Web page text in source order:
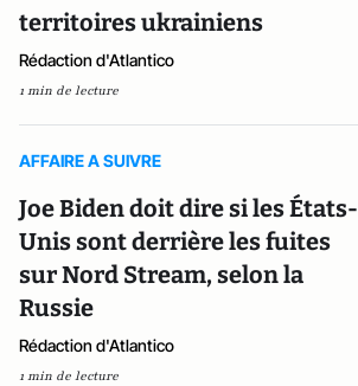
territoires ukrainiens
Rédaction d'Atlantico
1 min de lecture
AFFAIRE A SUIVRE
Joe Biden doit dire si les États-
Unis sont derrière les fuites
sur Nord Stream, selon la
Russie
Rédaction d'Atlantico
1 min de lecture